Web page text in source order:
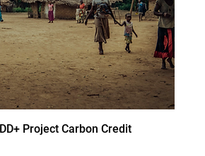
Project Carbon Credit